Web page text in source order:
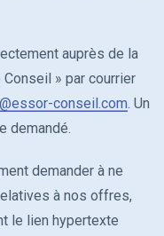
auprès de la
» par courrier
conseil.com. Un
demandé.
demander à ne
à nos offres,
le lien hypertexte